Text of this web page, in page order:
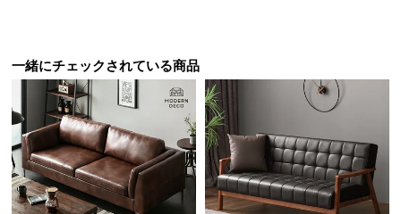
に
て
会
員
一緒にチェックされている商品